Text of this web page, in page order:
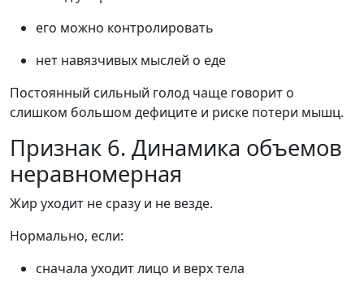
его можно контролировать
нет навязчивых мыслей о еде
Постоянный сильный голод чаще говорит о
слишком большом дефиците и риске потери мышц.
Признак 6. Динамика объемов
неравномерная
Жир уходит не сразу и не везде.
Нормально, если:
сначала уходит лицо и верх тела